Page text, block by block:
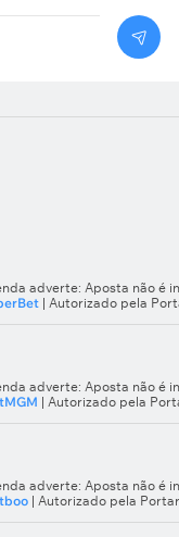
adverte: Aposta não é
| Autorizado pela
adverte: Aposta não é
| Autorizado pela
adverte: Aposta não é
| Autorizado pela